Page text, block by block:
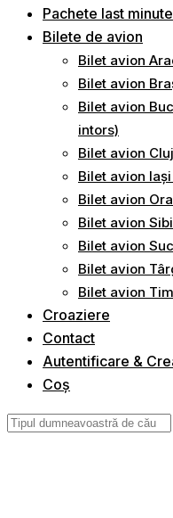
Pachete last minute
Bilete de avion
Bilet avion
Bilet avion
Bilet avion
intors)
Bilet avion
Bilet avion
Bilet avion
Bilet avion
Bilet avion
Bilet avion
Bilet avion
Croaziere
Contact
Autentificare &
Coș